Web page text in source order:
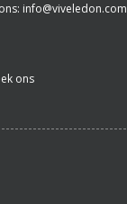
info@viveledon.com
ons